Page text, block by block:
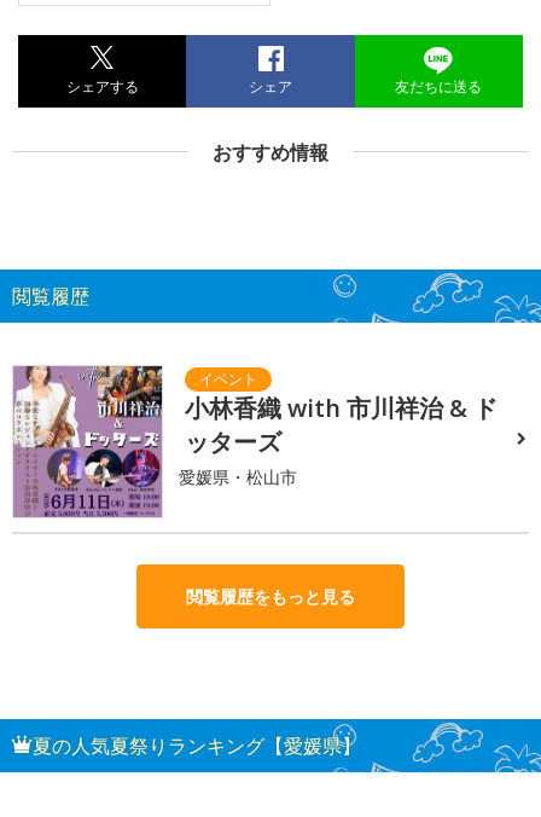
シェアする シェア 友だちに送る
おすすめ情報
閲覧履歴
小林香織 with 市川祥治 & ド
ッターズ
愛媛県・松山市
閲覧履歴をもっと見る
夏の人気夏祭りランキング【愛媛県】